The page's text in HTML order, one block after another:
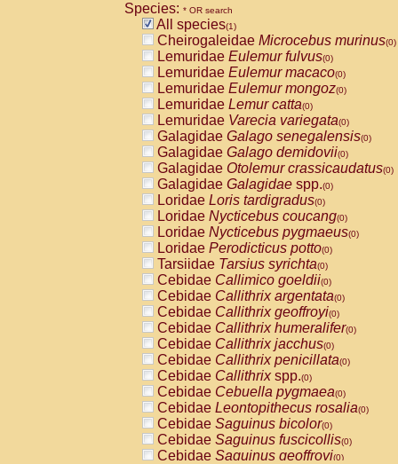
Species: * OR search
All species(1)
Cheirogaleidae Microcebus murinus(0)
Lemuridae Eulemur fulvus(0)
Lemuridae Eulemur macaco(0)
Lemuridae Eulemur mongoz(0)
Lemuridae Lemur catta(0)
Lemuridae Varecia variegata(0)
Galagidae Galago senegalensis(0)
Galagidae Galago demidovii(0)
Galagidae Otolemur crassicaudatus(0)
Galagidae Galagidae spp.(0)
Loridae Loris tardigradus(0)
Loridae Nycticebus coucang(0)
Loridae Nycticebus pygmaeus(0)
Loridae Perodicticus potto(0)
Tarsiidae Tarsius syrichta(0)
Cebidae Callimico goeldii(0)
Cebidae Callithrix argentata(0)
Cebidae Callithrix geoffroyi(0)
Cebidae Callithrix humeralifer(0)
Cebidae Callithrix jacchus(0)
Cebidae Callithrix penicillata(0)
Cebidae Callithrixspp.(0)
Cebidae Cebuella pygmaea(0)
Cebidae Leontopithecus rosalia(0)
Cebidae Saguinus bicolor(0)
Cebidae Saguinus fuscicollis(0)
Cebidae Saguinus geoffroyi(0)